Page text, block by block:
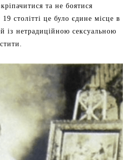
та не боятися
столітті це було єдине місце в
із нетрадиційною сексуальною